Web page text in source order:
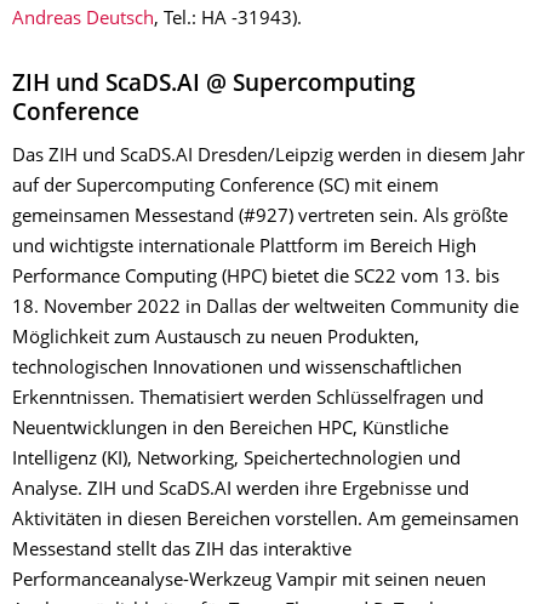
Andreas Deutsch, Tel.: HA -31943).
ZIH und ScaDS.AI @ Supercomputing
Conference
Das ZIH und ScaDS.AI Dresden/Leipzig werden in diesem Jahr
auf der Supercomputing Conference (SC) mit einem
gemeinsamen Messestand (#927) vertreten sein. Als größte
und wichtigste internationale Plattform im Bereich High
Performance Computing (HPC) bietet die SC22 vom 13. bis
18. November 2022 in Dallas der weltweiten Community die
Möglichkeit zum Austausch zu neuen Produkten,
technologischen Innovationen und wissenschaftlichen
Erkenntnissen. Thematisiert werden Schlüsselfragen und
Neuentwicklungen in den Bereichen HPC, Künstliche
Intelligenz (KI), Networking, Speichertechnologien und
Analyse. ZIH und ­ScaDS.AI werden ihre Ergebnisse und
Aktivitäten in diesen Bereichen vorstellen. Am gemeinsamen
Messestand stellt das ZIH das interaktive
Performanceanalyse-Werkzeug Vampir mit seinen neuen